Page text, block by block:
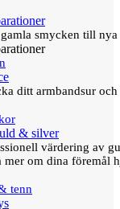
smycken till
ditt armbandsur
& silver
värdering av
mer om dina föremål
tenn